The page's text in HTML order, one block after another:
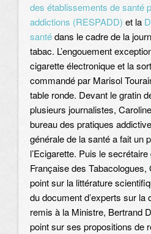
des établissements de santé
addictions (RESPADD) et la
santédans le cadre de la
tabac. L’engouement
cigarette électronique et la
commandé par Marisol
table ronde. Devant le gratin
plusieurs journalistes,
bureau des pratiques
générale de la santé a fait un
l’Ecigarette. Puis le
Française des
point sur la littérature
du document d’experts sur la
remis à la Ministre, Bertrand
point sur ses propositions de